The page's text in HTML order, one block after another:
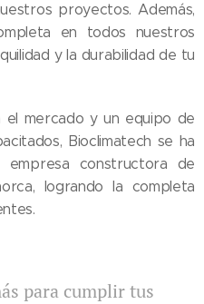
proyectos. Además,
en todos nuestros
y la durabilidad de tu
el mercado y un equipo de
Bioclimatech se ha
empresa constructora de
logrando la completa
para cumplir tus